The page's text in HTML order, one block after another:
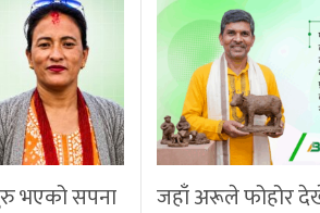
भएको सपना
जहाँ अरूले फोहोर